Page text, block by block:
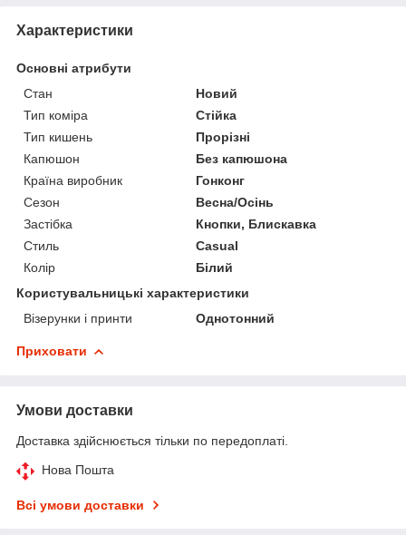
Характеристики
Основні атрибути
Стан
Новий
Тип коміра
Стійка
Тип кишень
Прорізні
Капюшон
Без капюшона
Країна виробник
Гонконг
Сезон
Весна/Осінь
Застібка
Кнопки, Блискавка
Стиль
Casual
Колір
Білий
Користувальницькі характеристики
Візерунки і принти
Однотонний
Приховати
Умови доставки
Доставка здійснюється тільки по передоплаті.
Нова Пошта
Всі умови доставки